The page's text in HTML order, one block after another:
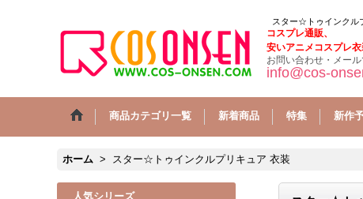
スター☆トゥインクル
コスプレ通販、
安いアニメコスプレ
お問い合わせ・メー
info@cos-
商品カテゴリ一覧 新着商品 特集 新作
ホーム > スター☆トゥインクルプリキュア 衣装
人気シリーズ